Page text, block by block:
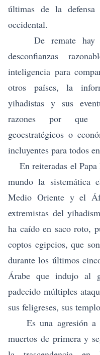
últimas de la
occidental.
De remate hay
desconfianzas
inteligencia para
otros países, la
yihadistas y sus
razones por que
geoestratégicos o
incluyentes para todos
En reiteradas el Papa
mundo la sistemática
Medio Oriente y el
extremistas del
ha caído en saco roto,
coptos egipcios, que
durante los últimos
Árabe que indujo al
padecido múltiples
sus feligreses, sus
Es una agresión a
muertos de primera y